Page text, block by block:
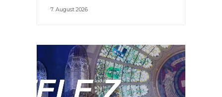
7. August 2026